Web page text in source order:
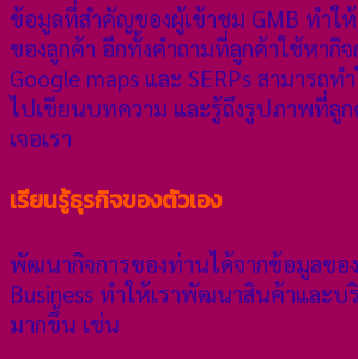
ข้อมูลที่สำคัญของผู้เข้าชม GMB ทำใ
ของลูกค้า อีกทั้งคำถามที่ลูกค้าใช้หากิจ
Google maps และ SERPs สามารถท
ไปเขียนบทความ และรู้ถึงรูปภาพที่ลู
เจอเรา
เรียนรู้ธุรกิจของตัวเอง
พัฒนากิจการของท่านได้จากข้อมูลขอ
Business ทำให้เราพัฒนาสินค้าและ
มากขึ้น เช่น